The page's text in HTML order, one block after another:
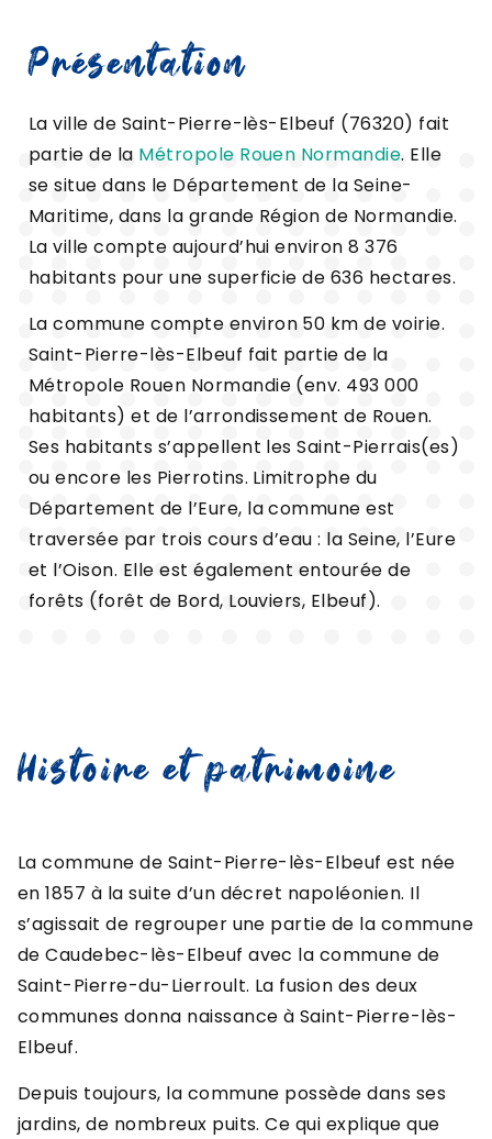
Présentation
La ville de Saint-Pierre-lès-Elbeuf (76320) fait
partie de la Métropole Rouen Normandie. Elle
se situe dans le Département de la Seine-
Maritime, dans la grande Région de Normandie.
La ville compte aujourd’hui environ 8 376
habitants pour une superficie de 636 hectares.
La commune compte environ 50 km de voirie.
Saint-Pierre-lès-Elbeuf fait partie de la
Métropole Rouen Normandie (env. 493 000
habitants) et de l’arrondissement de Rouen.
Ses habitants s’appellent les Saint-Pierrais(es)
ou encore les Pierrotins. Limitrophe du
Département de l’Eure, la commune est
traversée par trois cours d’eau : la Seine, l’Eure
et l’Oison. Elle est également entourée de
forêts (forêt de Bord, Louviers, Elbeuf).
Histoire et patrimoine
La commune de Saint-Pierre-lès-Elbeuf est née
en 1857 à la suite d’un décret napoléonien. Il
s’agissait de regrouper une partie de la commune
de Caudebec-lès-Elbeuf avec la commune de
Saint-Pierre-du-Lierroult. La fusion des deux
communes donna naissance à Saint-Pierre-lès-
Elbeuf.
Depuis toujours, la commune possède dans ses
jardins, de nombreux puits. Ce qui explique que